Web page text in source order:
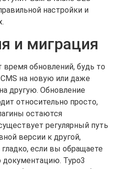
настройки и
и миграция
время обновлений, будь то
на новую или даже
другую. Обновление
относительно просто,
остаются
регулярный путь
версии к другой,
если вы обращаете
Typo3